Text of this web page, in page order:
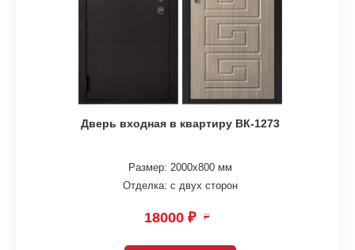
Дверь входная в квартиру ВК-1273
Размер: 2000х800 мм
Отделка: с двух сторон
18000 ₽ ₽